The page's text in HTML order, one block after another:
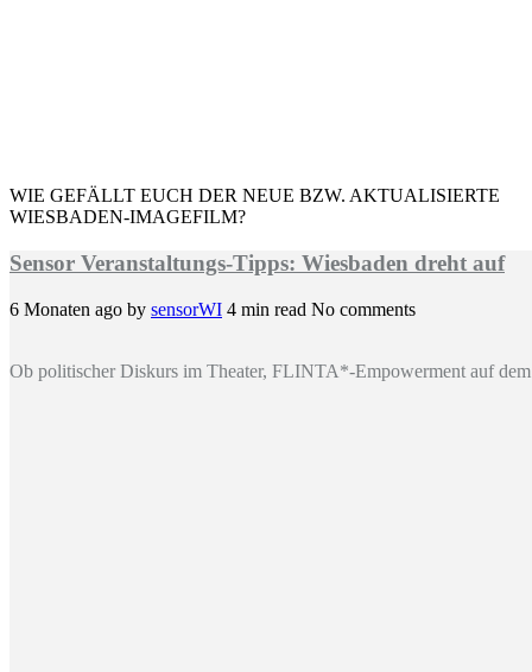
WIE GEFÄLLT EUCH DER NEUE BZW. AKTUALISIERTE
WIESBADEN-IMAGEFILM?
Sensor Veranstaltungs-Tipps: Wiesbaden dreht auf
6 Monaten ago by sensorWI 4 min read No comments
Ob politischer Diskurs im Theater, FLINTA*-Empowerment auf